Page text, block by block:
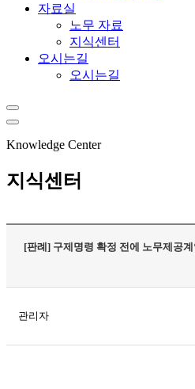
자료실
노무 자료
지식센터
오시는길
오시는길
Knowledge Center
지식센터
[판례] 구제명령 확정 전에 노무제공
관리자